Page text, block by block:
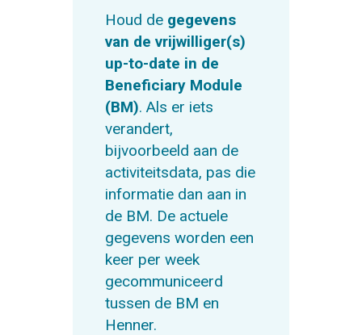
Houd de gegevens
van de vrijwilliger(s)
up-to-date in de
Beneficiary Module
(BM). Als er iets
verandert,
bijvoorbeeld aan de
activiteitsdata, pas die
informatie dan aan in
de BM. De actuele
gegevens worden een
keer per week
gecommuniceerd
tussen de BM en
Henner.